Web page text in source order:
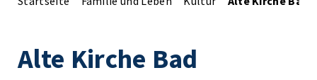
Alte Kirche Bad